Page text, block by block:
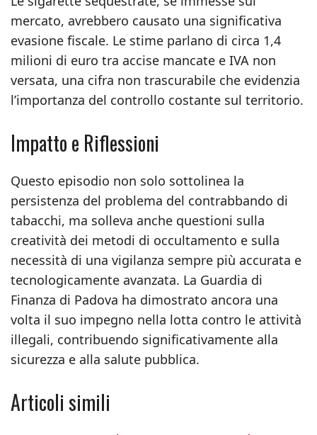
mercato, avrebbero causato una significativa
evasione fiscale. Le stime parlano di circa 1,4
milioni di euro tra accise mancate e IVA non
versata, una cifra non trascurabile che evidenzia
l’importanza del controllo costante sul territorio.
Impatto e Riflessioni
Questo episodio non solo sottolinea la
persistenza del problema del contrabbando di
tabacchi, ma solleva anche questioni sulla
creatività dei metodi di occultamento e sulla
necessità di una vigilanza sempre più accurata e
tecnologicamente avanzata. La Guardia di
Finanza di Padova ha dimostrato ancora una
volta il suo impegno nella lotta contro le attività
illegali, contribuendo significativamente alla
sicurezza e alla salute pubblica.
Articoli simili